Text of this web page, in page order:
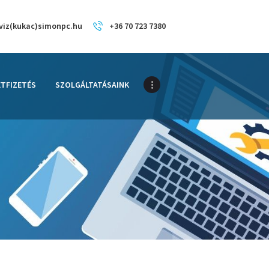
+36 70 723 7380
SZOLGÁLTATÁSAINK